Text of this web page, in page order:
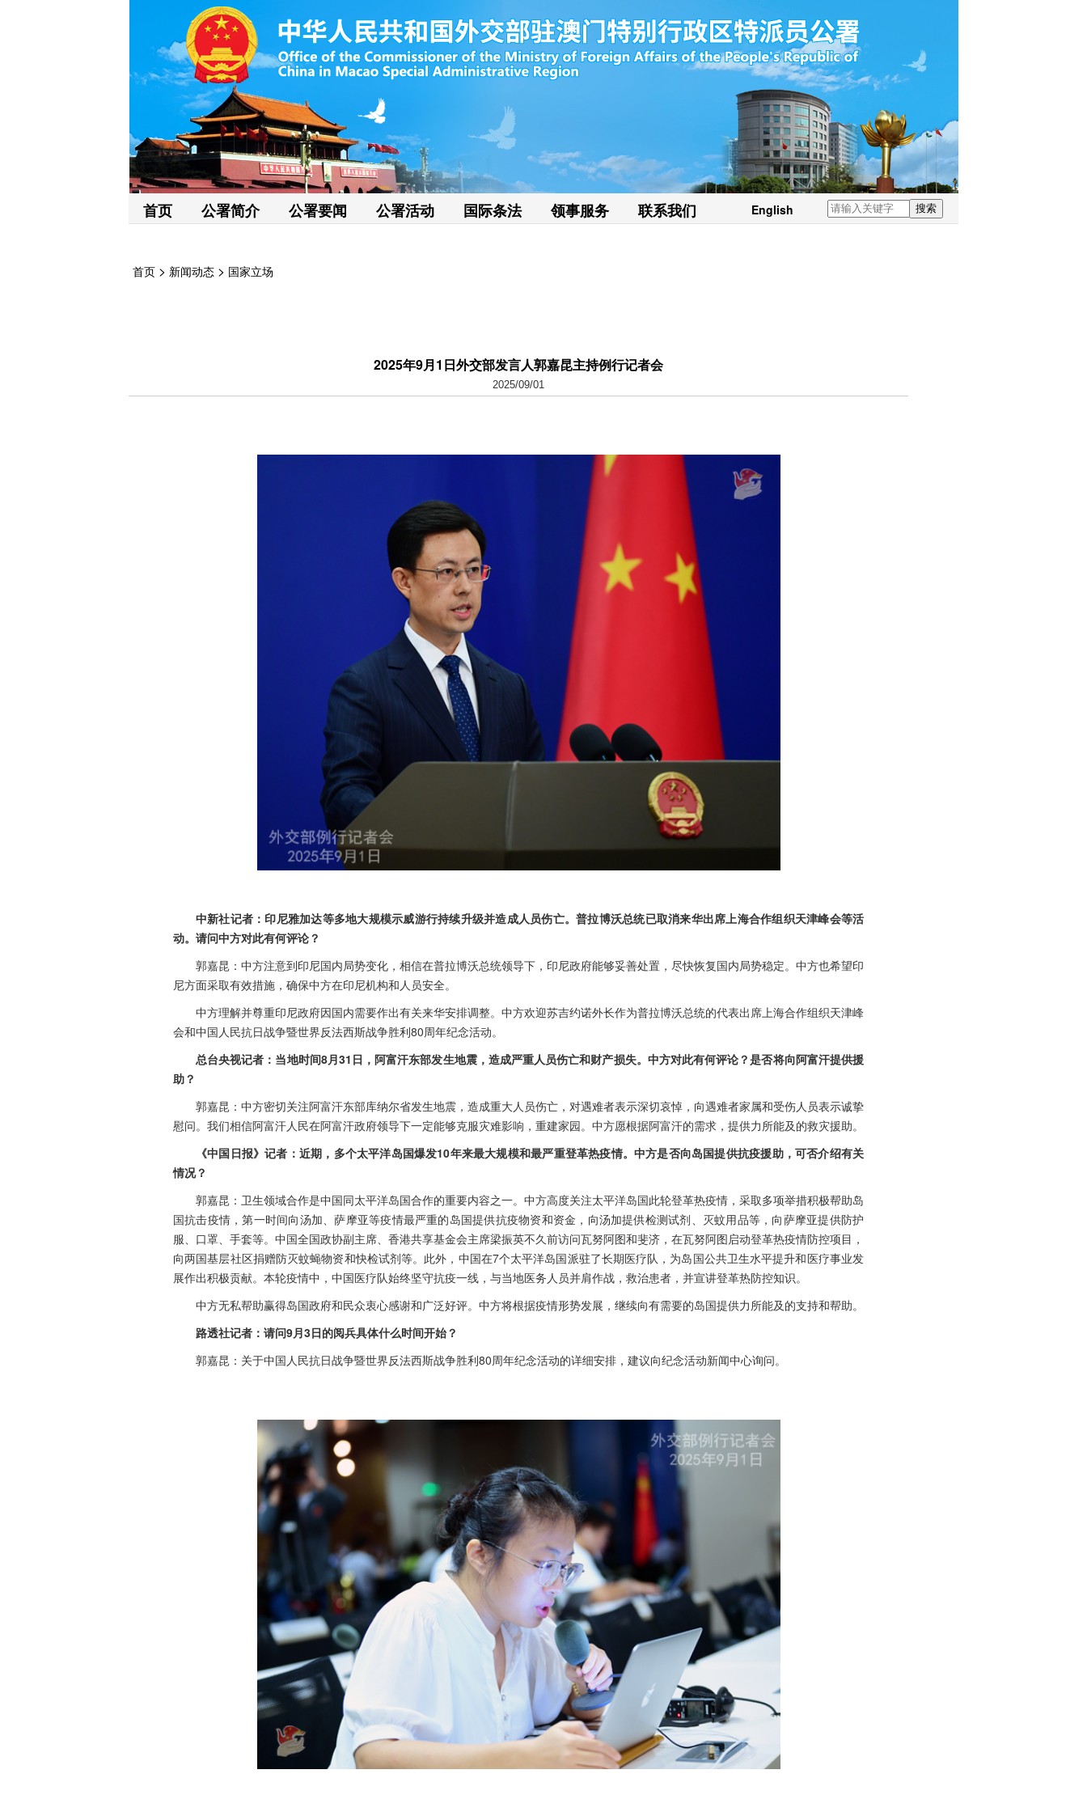
首页 公署简介 公署要闻 公署活动 国际条法 领事服务 联系我们 English 搜索
首页 > 新闻动态 > 国家立场
2025年9月1日外交部发言人郭嘉昆主持例行记者会
2025/09/01
中新社记者：印尼雅加达等多地大规模示威游行持续升级并造成人员伤亡。普拉博沃总统已取消来华出席上海合作组织天津峰会等活
动。请问中方对此有何评论？
郭嘉昆：中方注意到印尼国内局势变化，相信在普拉博沃总统领导下，印尼政府能够妥善处置，尽快恢复国内局势稳定。中方也希望印
尼方面采取有效措施，确保中方在印尼机构和人员安全。
中方理解并尊重印尼政府因国内需要作出有关来华安排调整。中方欢迎苏吉约诺外长作为普拉博沃总统的代表出席上海合作组织天津峰
会和中国人民抗日战争暨世界反法西斯战争胜利80周年纪念活动。
总台央视记者：当地时间8月31日，阿富汗东部发生地震，造成严重人员伤亡和财产损失。中方对此有何评论？是否将向阿富汗提供援
助？
郭嘉昆：中方密切关注阿富汗东部库纳尔省发生地震，造成重大人员伤亡，对遇难者表示深切哀悼，向遇难者家属和受伤人员表示诚挚
慰问。我们相信阿富汗人民在阿富汗政府领导下一定能够克服灾难影响，重建家园。中方愿根据阿富汗的需求，提供力所能及的救灾援助。
《中国日报》记者：近期，多个太平洋岛国爆发10年来最大规模和最严重登革热疫情。中方是否向岛国提供抗疫援助，可否介绍有关
情况？
郭嘉昆：卫生领域合作是中国同太平洋岛国合作的重要内容之一。中方高度关注太平洋岛国此轮登革热疫情，采取多项举措积极帮助岛
国抗击疫情，第一时间向汤加、萨摩亚等疫情最严重的岛国提供抗疫物资和资金，向汤加提供检测试剂、灭蚊用品等，向萨摩亚提供防护
服、口罩、手套等。中国全国政协副主席、香港共享基金会主席梁振英不久前访问瓦努阿图和斐济，在瓦努阿图启动登革热疫情防控项目，
向两国基层社区捐赠防灭蚊蝇物资和快检试剂等。此外，中国在7个太平洋岛国派驻了长期医疗队，为岛国公共卫生水平提升和医疗事业发
展作出积极贡献。本轮疫情中，中国医疗队始终坚守抗疫一线，与当地医务人员并肩作战，救治患者，并宣讲登革热防控知识。
中方无私帮助赢得岛国政府和民众衷心感谢和广泛好评。中方将根据疫情形势发展，继续向有需要的岛国提供力所能及的支持和帮助。
路透社记者：请问9月3日的阅兵具体什么时间开始？
郭嘉昆：关于中国人民抗日战争暨世界反法西斯战争胜利80周年纪念活动的详细安排，建议向纪念活动新闻中心询问。